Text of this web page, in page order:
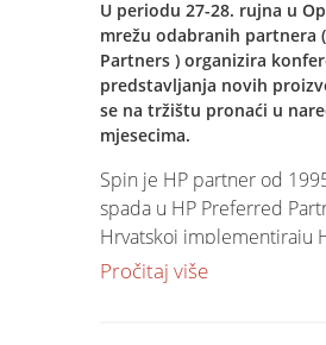
U periodu 27-28. rujna u
mrežu odabranih partnera
Partners ) organizira
predstavljanja novih
se na tržištu pronaći u
mjesecima.
Spin je HP partner od
spada u HP Preferred
Hrvatskoj implementiraju
tehnologiju - od servera i
Pročitaj više